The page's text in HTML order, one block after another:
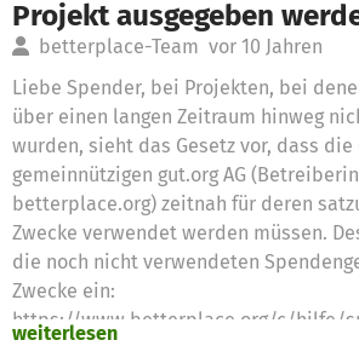
Projekt ausgegeben
betterplace-Team vor 10 Jahren
Liebe Spender, bei Projekten, bei
über einen langen Zeitraum hinweg
wurden, sieht das Gesetz vor, dass
gemeinnützigen gut.org AG
betterplace.org) zeitnah für deren
Zwecke verwendet werden müssen.
die noch nicht verwendeten
Zwecke ein:
https://www.betterplace.org/c/hilfe/
weiterlesen